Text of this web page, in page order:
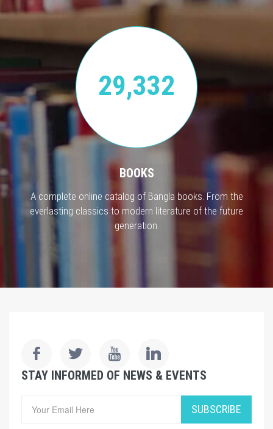
29,332
BOOKS
A complete online catalog of Bangla books. From the
everlasting classics to modern literature of the future
generation.
STAY INFORMED OF NEWS & EVENTS
SUBSCRIBE